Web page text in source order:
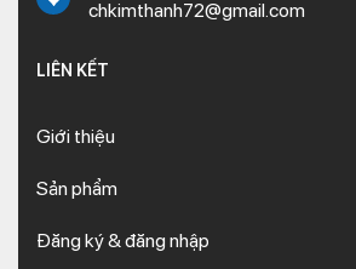
chkimthanh72@gmail.com
LIÊN KẾT
Giới thiệu
Sản phẩm
Đăng ký & đăng nhập